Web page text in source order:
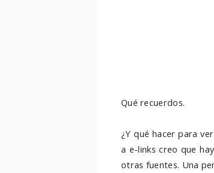
Qué recuerdos.
¿Y qué hacer para
a e-links creo que
otras fuentes. Una